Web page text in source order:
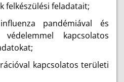
felkészülési feladatait;
pandémiával és
kapcsolatos
kapcsolatos területi